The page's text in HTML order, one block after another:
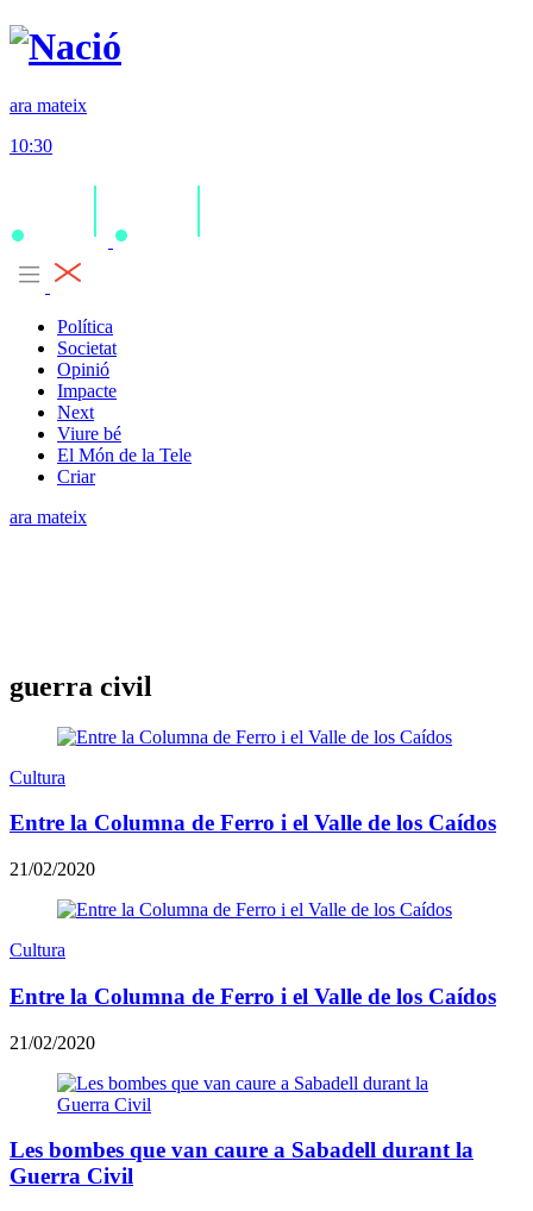
ara mateix
10:30
Política
Societat
Opinió
Impacte
Next
Viure bé
El Món de la Tele
Criar
ara mateix
guerra civil
Cultura
Entre la Columna de Ferro i el Valle de los Caídos
21/02/2020
Cultura
Entre la Columna de Ferro i el Valle de los Caídos
21/02/2020
Les bombes que van caure a Sabadell durant la
Guerra Civil